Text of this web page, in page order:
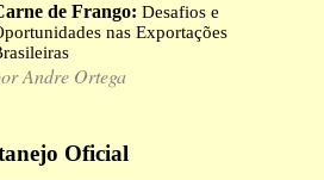
de Frango: Desafios e
nas Exportações
Andre Ortega
Oficial